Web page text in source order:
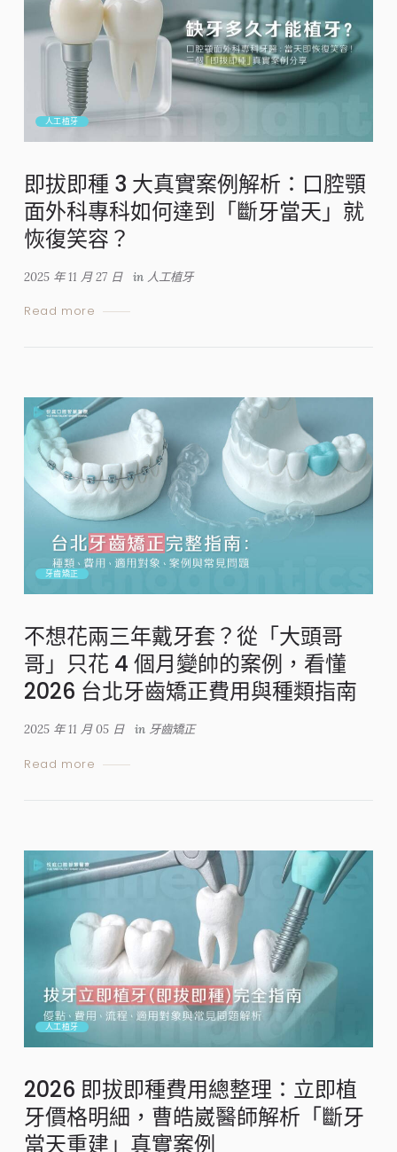
人工植牙
即拔即種 3 大真實案例解析：口腔顎
面外科專科如何達到「斷牙當天」就
恢復笑容？
2025 年 11 月 27 日 in 人工植牙
Read more
牙齒矯正
不想花兩三年戴牙套？從「大頭哥
哥」只花 4 個月變帥的案例，看懂
2026 台北牙齒矯正費用與種類指南
2025 年 11 月 05 日 in 牙齒矯正
Read more
人工植牙
2026 即拔即種費用總整理：立即植
牙價格明細，曹皓崴醫師解析「斷牙
當天重建」真實案例